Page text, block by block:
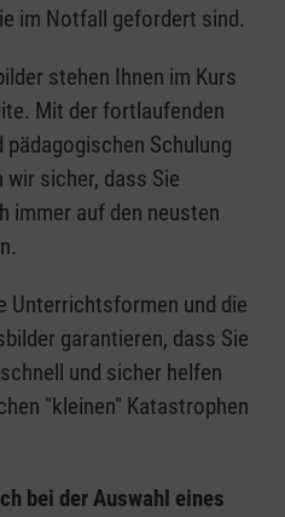
im Notfall gefordert sind.
stehen Ihnen im Kurs
Mit der fortlaufenden
Schulung
sicher, dass Sie
immer auf den neusten
Unterrichtsformen und die
garantieren, dass Sie
und sicher helfen
"kleinen" Katastrophen
bei der Auswahl eines